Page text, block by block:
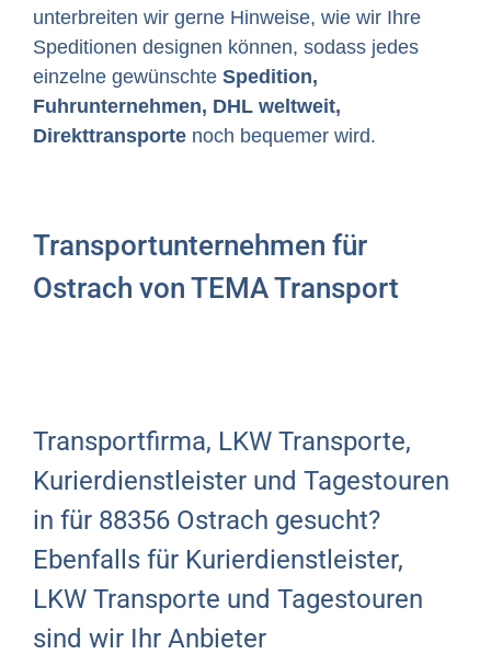
unterbreiten wir gerne Hinweise, wie wir Ihre
Speditionen designen können, sodass jedes
einzelne gewünschte Spedition,
Fuhrunternehmen, DHL weltweit,
Direkttransporte noch bequemer wird.
Transportunternehmen für
Ostrach von TEMA Transport
Transportfirma, LKW Transporte,
Kurierdienstleister und Tagestouren
in für 88356 Ostrach gesucht?
Ebenfalls für Kurierdienstleister,
LKW Transporte und Tagestouren
sind wir Ihr Anbieter